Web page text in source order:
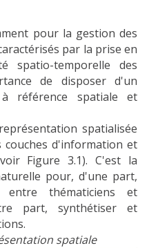
pour la gestion des
par la prise en
spatio-temporelle des
de disposer d'un
référence spatiale et
spatialisée
couches d'information et
Figure 3.1). C'est la
pour, d'une part,
thématiciens et
part, synthétiser et
spatiale